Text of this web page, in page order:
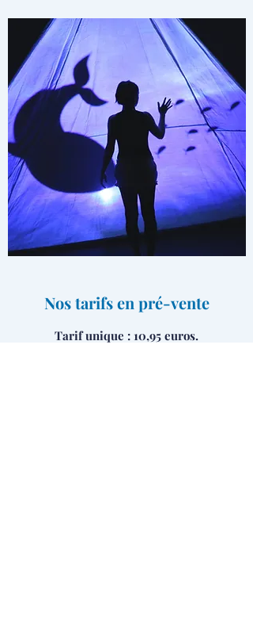
Nos tarifs en pré-vente
Tarif unique : 10,95 euros.